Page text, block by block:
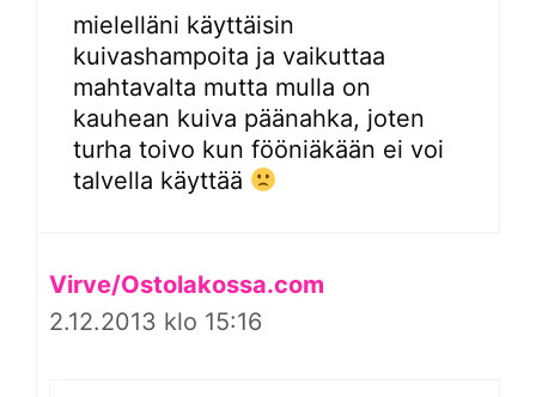
mielelläni käyttäisin
kuivashampoita ja vaikuttaa
mahtavalta mutta mulla on
kauhean kuiva päänahka, joten
turha toivo kun fööniäkään ei voi
talvella käyttää
Virve/Ostolakossa.com
2.12.2013 klo 15:16